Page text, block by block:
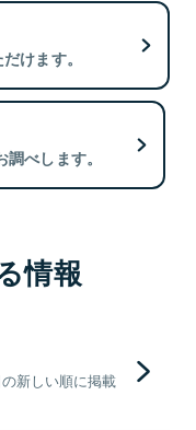
けます。
べします。
情報
新しい順に掲載